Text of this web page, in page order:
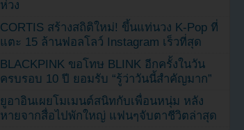
ห่วง
CORTIS สร้างสถิติใหม่! ขึ้นแท่นวง K-Pop ที่
แตะ 15 ล้านฟอลโลว์ Instagram เร็วที่สุด
BLACKPINK ขอโทษ BLINK อีกครั้งในวัน
ครบรอบ 10 ปี ยอมรับ “รู้ว่าวันนี้สำคัญมาก”
ยูอาอินเผยโมเมนต์สนิทกับเพื่อนหนุ่ม หลัง
หายจากสื่อไปพักใหญ่ แฟนๆจับตาชีวิตล่าสุด